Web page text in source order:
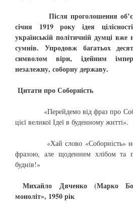
Після проголошення
січня 1919 року ідея
українській політичній думці вже
сумнів. Упродовж багатьох
символом віри, ідейним
незалежну, соборну державу.
Цитати про Соборність
«Перейдемо від фраз про
цієї великої Ідеї в буденному житті».
«Хай слово «Соборність» не
фразою, але щоденним хлібом та
буднів!»
Михайло Дяченко (Марко
моноліт», 1950 рік